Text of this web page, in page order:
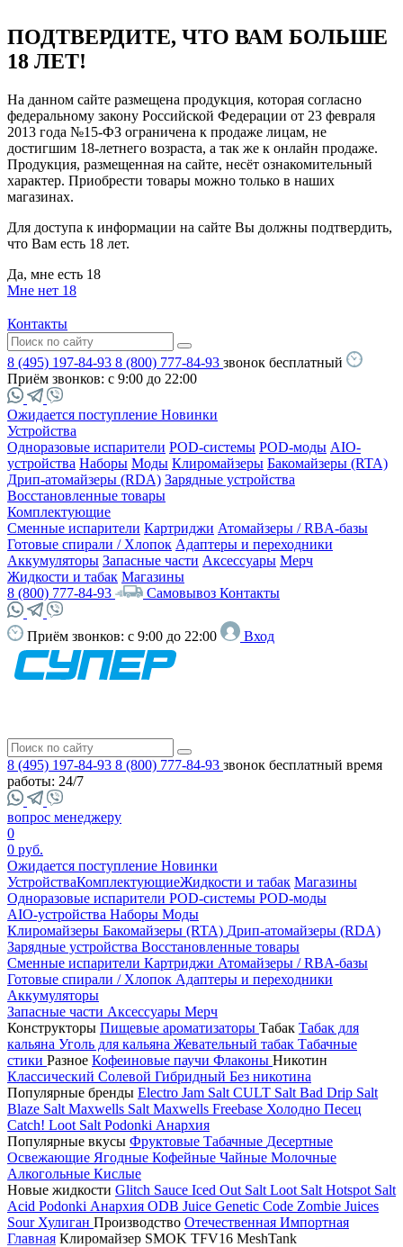
ПОДТВЕРДИТЕ, ЧТО ВАМ БОЛЬШЕ
18 ЛЕТ!
На данном сайте размещена продукция, которая согласно
федеральному закону Российской Федерации от 23 февраля
2013 года №15-ФЗ ограничена к продаже лицам, не
достигшим 18-летнего возраста, а так же к онлайн продаже.
Продукция, размещенная на сайте, несёт ознакомительный
характер. Приобрести товары можно только в наших
магазинах.
Для доступа к информации на сайте Вы должны подтвердить,
что Вам есть 18 лет.
Да, мне есть 18
Мне нет 18
Контакты
8 (495) 197-84-93 8 (800) 777-84-93 звонок бесплатный
Приём звонков: с 9:00 до 22:00
Ожидается поступление Новинки
Устройства
Одноразовые испарители POD-системы POD-моды AIO-
устройства Наборы Моды Клиромайзеры Бакомайзеры (RTA)
Дрип-атомайзеры (RDA) Зарядные устройства
Восстановленные товары
Комплектующие
Сменные испарители Картриджи Атомайзеры / RBA-базы
Готовые спирали / Хлопок Адаптеры и переходники
Аккумуляторы Запасные части Аксессуары Мерч
Жидкости и табак Магазины
8 (800) 777-84-93
Самовывоз Контакты
Приём звонков: с 9:00 до 22:00 Вход
8 (495) 197-84-93 8 (800) 777-84-93 звонок бесплатный время
работы: 24/7
вопрос менеджеру
0
0 руб.
Ожидается поступление Новинки
УстройстваКомплектующиеЖидкости и табак Магазины
Одноразовые испарители POD-системы POD-моды
AIO-устройства Наборы Моды
Клиромайзеры Бакомайзеры (RTA) Дрип-атомайзеры (RDA)
Зарядные устройства Восстановленные товары
Сменные испарители Картриджи Атомайзеры / RBA-базы
Готовые спирали / Хлопок Адаптеры и переходники
Аккумуляторы
Запасные части Аксессуары Мерч
Конструкторы Пищевые ароматизаторы Табак Табак для
кальяна Уголь для кальяна Жевательный табак Табачные
стики Разное Кофеиновые паучи Флаконы Никотин
Классический Солевой Гибридный Без никотина
Популярные бренды Electro Jam Salt CULT Salt Bad Drip Salt
Blaze Salt Maxwells Salt Maxwells Freebase Холодно Песец
Catch! Loot Salt Podonki Анархия
Популярные вкусы Фруктовые Табачные Десертные
Освежающие Ягодные Кофейные Чайные Молочные
Алкогольные Кислые
Новые жидкости Glitch Sauce Iced Out Salt Loot Salt Hotspot Salt
Acid Podonki Анархия ODB Juice Genetic Code Zombie Juices
Sour Хулиган Производство Отечественная Импортная
Главная Клиромайзер SMOK TFV16 MeshTank